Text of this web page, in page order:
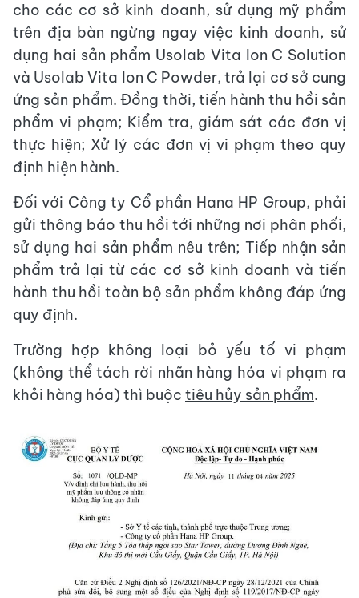
cho các cơ sở kinh doanh, sử dụng mỹ phẩm
trên địa bàn ngừng ngay việc kinh doanh, sử
dụng hai sản phẩm Usolab Vita Ion C Solution
và Usolab Vita Ion C Powder, trả lại cơ sở cung
ứng sản phẩm. Đồng thời, tiến hành thu hồi sản
phẩm vi phạm; Kiểm tra, giám sát các đơn vị
thực hiện; Xử lý các đơn vị vi phạm theo quy
định hiện hành.
Đối với Công ty Cổ phần Hana HP Group, phải
gửi thông báo thu hồi tới những nơi phân phối,
sử dụng hai sản phẩm nêu trên; Tiếp nhận sản
phẩm trả lại từ các cơ sở kinh doanh và tiến
hành thu hồi toàn bộ sản phẩm không đáp ứng
quy định.
Trường hợp không loại bỏ yếu tố vi phạm
(không thể tách rời nhãn hàng hóa vi phạm ra
khỏi hàng hóa) thì buộc tiêu hủy sản phẩm.